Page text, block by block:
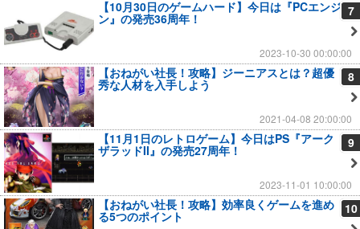
7
【10月30日のゲームハード】今日は『PCエンジ
ン』の発売36周年！
2023-10-30 00:00:00
8
【おねがい社長！攻略】ジーニアスとは？超優
秀な人材を入手しよう
2021-04-08 20:00:00
9
【11月1日のレトロゲーム】今日はPS『アーク
ザラッドII』の発売27周年！
2023-11-01 10:00:00
10
【おねがい社長！攻略】効率良くゲームを進め
る5つのポイント